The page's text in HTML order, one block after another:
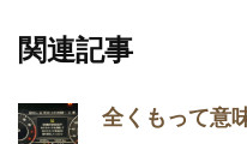
関連記事
全くもって意